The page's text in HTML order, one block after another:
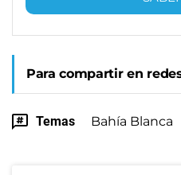
Para compartir en
Temas Bahía Blanca